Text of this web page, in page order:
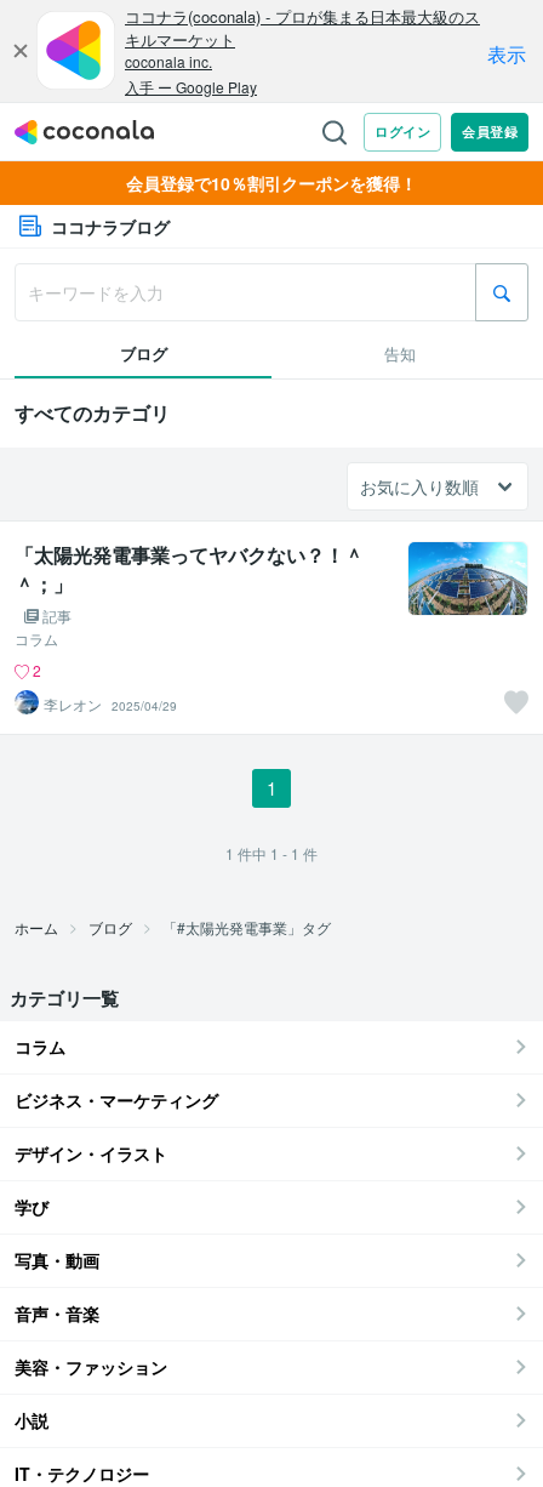
会員登録で10％割引クーポンを獲得！
ココナラブログ
ブログ 告知
すべてのカテゴリ
「太陽光発電事業ってヤバクない？！＾
＾；」
記事
コラム
2
李レオン
2025/04/29
1
1 件中 1 - 1 件
ホーム ブログ 「#太陽光発電事業」タグ
カテゴリ一覧
コラム
ビジネス・マーケティング
デザイン・イラスト
学び
写真・動画
音声・音楽
美容・ファッション
小説
IT・テクノロジー